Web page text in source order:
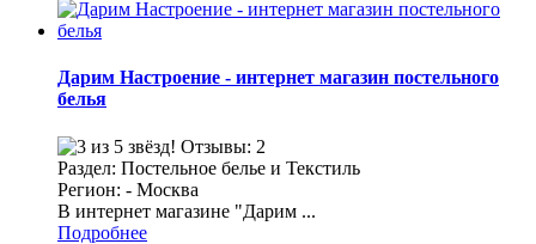
Дарим Настроение - интернет магазин постельного
белья
Отзывы: 2
Раздел: Постельное белье и Текстиль
Регион: - Москва
В интернет магазине "Дарим ...
Подробнее